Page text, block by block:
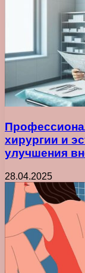
хирургии и
улучшения
28.04.2025